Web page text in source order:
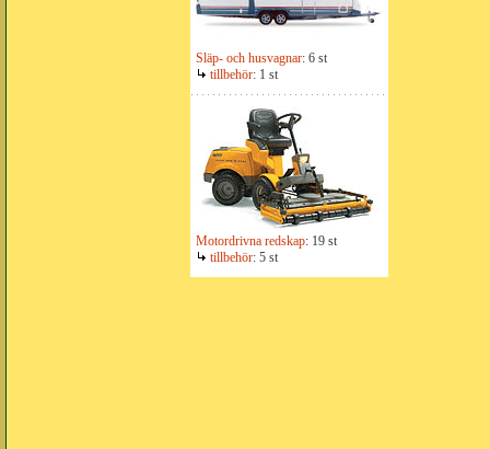
Släp- och husvagnar: 6 st
tillbehör: 1 st
Motordrivna redskap: 19 st
tillbehör: 5 st